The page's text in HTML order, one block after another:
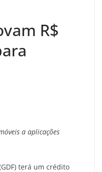
R$
a aplicações
terá um crédito